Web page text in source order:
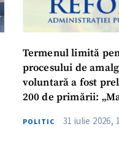
Termenul limită
procesului de
voluntară a fost
200 de primării:
POLITIC 31 iulie 2026,